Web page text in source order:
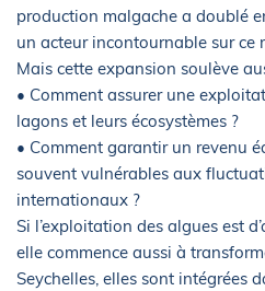
production malgache a doublé
un acteur incontournable sur ce
Mais cette expansion soulève
• Comment assurer une
lagons et leurs écosystèmes ?
• Comment garantir un revenu
souvent vulnérables aux
internationaux ?
Si l’exploitation des algues est
elle commence aussi à
Seychelles, elles sont intégrées